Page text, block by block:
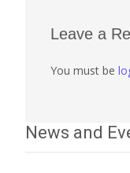
Leave a
You must be
News and